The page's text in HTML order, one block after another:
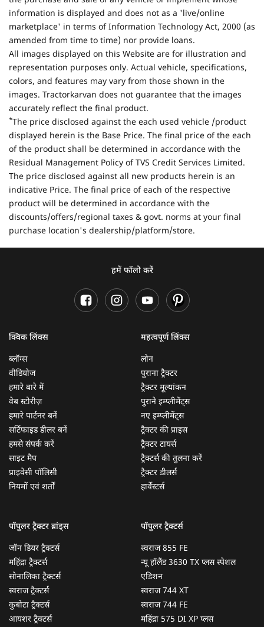
information is displayed and does not as a 'live/online
marketplace' in terms of Information Technology Act, 2000 (as
amended from time to time) nor provide loans.
All images displayed on this Website are for illustration and
representation purposes only. Actual vehicle, specifications,
colors, and features may vary from those shown in the
images. Tractorkarvan does not guarantee that the images
accurately reflect the final product.
*The price disclosed against the each used vehicle /product
displayed herein is the Base Price. The final price of the each
of the product shall be determined in accordance with the
Residual Management Policy of TVS Credit Services Limited.
The price disclosed against all new products herein is an
indicative Price. The final price of each of the respective
product will be determined in accordance with the
discounts/offers/regional taxes & govt. norms at your final
purchase location's dealership/platform/store.
हमें फॉलो करें
क्विक लिंक्स
ब्लॉग्स
वीडियोज
हमारे बारे में
वेब स्टोरीज़
हमारे पार्टनर बनें
सर्टिफाइड डीलर बनें
हमसे संपर्क करें
साइट मैप
प्राइवेसी पॉलिसी
नियमों एवं शर्तों
महत्वपूर्ण लिंक्स
लोन
पुराना ट्रैक्टर
ट्रैक्टर मूल्यांकन
पुराने इम्प्लीमेंट्स
नए इम्प्लीमेंट्स
ट्रैक्टर की प्राइस
ट्रैक्टर टायर्स
ट्रैक्टर्स की तुलना करें
ट्रैक्टर डीलर्स
हार्वेस्टर्स
पॉपुलर ट्रैक्टर ब्रांड्स
जॉन डियर ट्रैक्टर्स
महिंद्रा ट्रैक्टर्स
सोनालिका ट्रैक्टर्स
स्वराज ट्रैक्टर्स
कुबोटा ट्रैक्टर्स
आयशर ट्रैक्टर्स
पॉपुलर ट्रैक्टर्स
स्वराज 855 FE
न्यू हॉलैंड 3630 TX प्लस स्पेशल
एडिशन
स्वराज 744 XT
स्वराज 744 FE
महिंद्रा 575 DI XP प्लस